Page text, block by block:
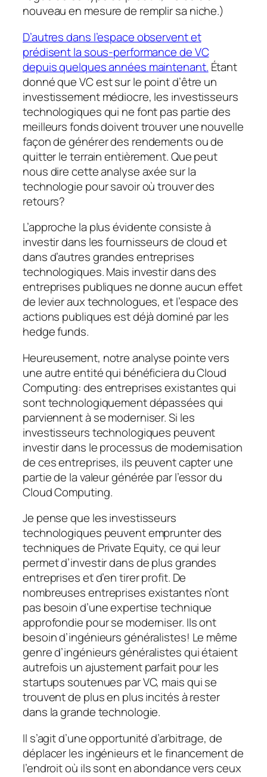
nouveau en mesure de remplir sa niche.)
D’autres dans l’espace observent et
prédisent la sous-performance de VC
depuis quelques années maintenant. Étant
donné que VC est sur le point d’être un
investissement médiocre, les investisseurs
technologiques qui ne font pas partie des
meilleurs fonds doivent trouver une nouvelle
façon de générer des rendements ou de
quitter le terrain entièrement. Que peut
nous dire cette analyse axée sur la
technologie pour savoir où trouver des
retours?
L’approche la plus évidente consiste à
investir dans les fournisseurs de cloud et
dans d’autres grandes entreprises
technologiques. Mais investir dans des
entreprises publiques ne donne aucun effet
de levier aux technologues, et l’espace des
actions publiques est déjà dominé par les
hedge funds.
Heureusement, notre analyse pointe vers
une autre entité qui bénéficiera du Cloud
Computing: des entreprises existantes qui
sont technologiquement dépassées qui
parviennent à se moderniser. Si les
investisseurs technologiques peuvent
investir dans le processus de modernisation
de ces entreprises, ils peuvent capter une
partie de la valeur générée par l’essor du
Cloud Computing.
Je pense que les investisseurs
technologiques peuvent emprunter des
techniques de Private Equity, ce qui leur
permet d’investir dans de plus grandes
entreprises et d’en tirer profit. De
nombreuses entreprises existantes n’ont
pas besoin d’une expertise technique
approfondie pour se moderniser. Ils ont
besoin d’ingénieurs généralistes! Le même
genre d’ingénieurs généralistes qui étaient
autrefois un ajustement parfait pour les
startups soutenues par VC, mais qui se
trouvent de plus en plus incités à rester
dans la grande technologie.
Il s’agit d’une opportunité d’arbitrage, de
déplacer les ingénieurs et le financement de
l’endroit où ils sont en abondance vers ceux